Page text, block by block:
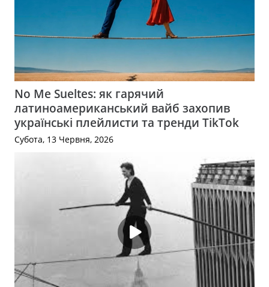
No Me Sueltes: як гарячий
латиноамериканський вайб захопив
українські плейлисти та тренди TikTok
Субота, 13 Червня, 2026